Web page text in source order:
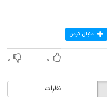
دنبال کردن
۰ ۰
نظرات